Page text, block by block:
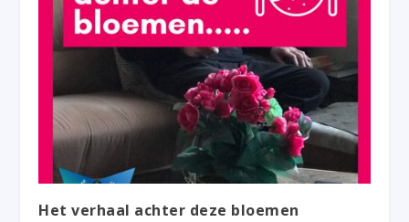
Het verhaal achter deze bloemen